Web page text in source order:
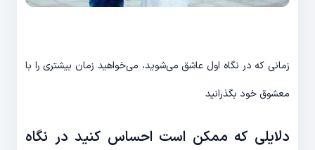
زمانی که در نگاه اول عاشق می‌شوید، می‌خواهید زمان بیشتری را با
معشوق خود بگذرانید
دلایلی که ممکن است احساس کنید در نگاه